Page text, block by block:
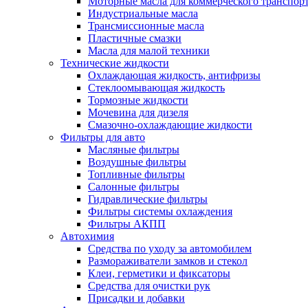
Индустриальные масла
Трансмиссионные масла
Пластичные смазки
Масла для малой техники
Технические жидкости
Охлаждающая жидкость, антифризы
Стеклоомывающая жидкость
Тормозные жидкости
Мочевина для дизеля
Смазочно-охлаждающие жидкости
Фильтры для авто
Масляные фильтры
Воздушные фильтры
Топливные фильтры
Салонные фильтры
Гидравлические фильтры
Фильтры системы охлаждения
Фильтры АКПП
Автохимия
Средства по уходу за автомобилем
Размораживатели замков и стекол
Клеи, герметики и фиксаторы
Средства для очистки рук
Присадки и добавки